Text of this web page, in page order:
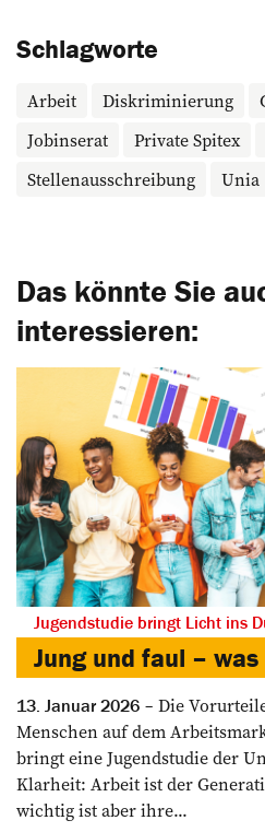
Schlagworte
Arbeit Diskriminierung
Jobinserat
Private Spitex
Stellenausschreibung
Unia
Das könnte Sie
interessieren:
Jugendstudie bringt Licht ins
Jung und faul –
13. Januar 2026
Die
Menschen auf dem
bringt eine Jugendstudie der
Klarheit: Arbeit ist der
wichtig ist aber ihre...